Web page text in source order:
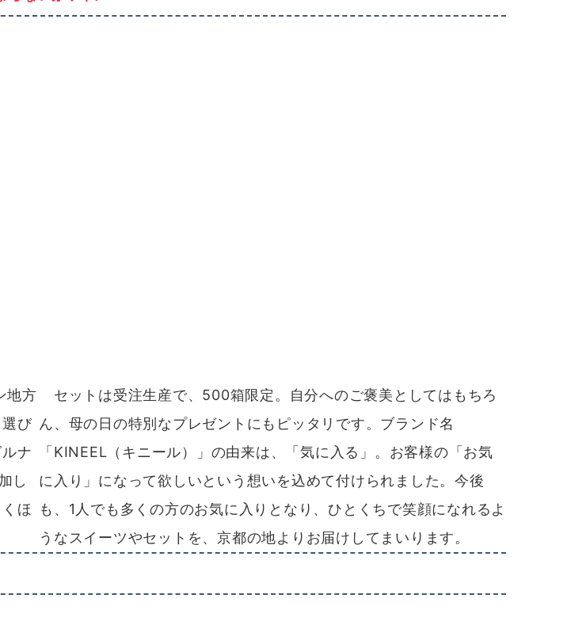
地方
び
ナ
し
ほ
セットは受注生産で、500箱限定。自分へのご褒美としてはもちろ
ん、母の日の特別なプレゼントにもピッタリです。ブランド名
「KINEEL（キニール）」の由来は、「気に入る」。お客様の「お気
に入り」になって欲しいという想いを込めて付けられました。今後
も、1人でも多くの方のお気に入りとなり、ひとくちで笑顔になれるよ
うなスイーツやセットを、京都の地よりお届けしてまいります。